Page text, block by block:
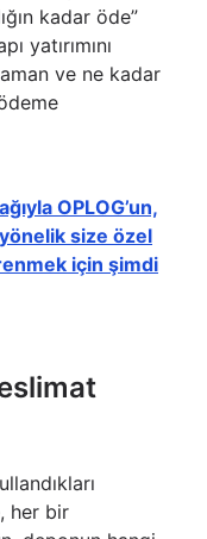
kadar öde”
yatırımını
ve ne kadar
OPLOG’un,
size özel
için şimdi
her bir